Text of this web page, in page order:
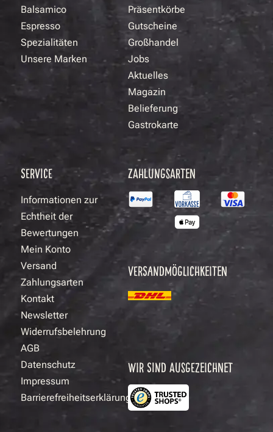
Balsamico
Espresso
Spezialitäten
Unsere Marken
Präsentkörbe
Gutscheine
Großhandel
Jobs
Aktuelles
Magazin
Belieferung
Gastrokarte
SERVICE
Informationen zur
Echtheit der
Bewertungen
Mein Konto
Versand
Zahlungsarten
Kontakt
Newsletter
Widerrufsbelehrung
AGB
Datenschutz
Impressum
Barrierefreiheitserklärung
ZAHLUNGSARTEN
VERSANDMÖGLICHKEITEN
WIR SIND AUSGEZEICHNET